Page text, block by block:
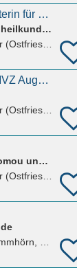
Medizinische Fachangestellte / Mitarbeiterin für die Praxisverwaltung (m/w/d)
Zentrum für Sozialpsychiatrie und Nervenheilkunde am Ostebogen GmbH
Logaerfeld
Medizinische Fachangestellte (m/w/d) MVZ Augenzentrum Leer
Rathauspraxis Dr. Sigrid Haase-Chrysostomou und Dr. Marios Chrysostomou
Pewsum